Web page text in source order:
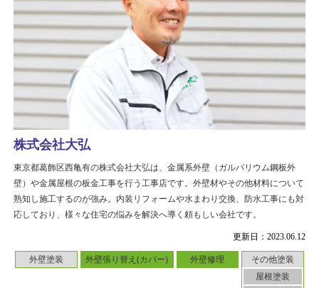
更新日：2023.06.12
外壁塗装 外壁張り替え(カバー) 外壁修理
その他塗装
屋根塗装
株式会社大弘
東京都葛飾区西亀有の株式会社大弘は、金属系外壁（ガルバリウム鋼板外
壁）や金属屋根の板金工事を行う工事店です。外壁材やその他材料について
熟知し施工するのが強み。内装リフォームや水まわり交換、防水工事にも対
応しており、様々な住宅の悩みを解決へ導く頼もしい会社です。